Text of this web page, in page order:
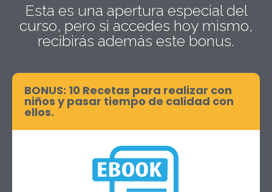
Esta es una apertura especial del
curso, pero si accedes hoy mismo,
recibirás además este bonus.
BONUS: 10 Recetas para realizar con
niños y pasar tiempo de calidad con
ellos.